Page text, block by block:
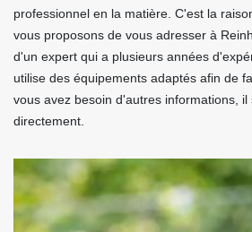
professionnel en la matière. C'est la
vous proposons de vous adresser à
d'un expert qui a plusieurs années
utilise des équipements adaptés afin de
vous avez besoin d'autres informations,
directement.